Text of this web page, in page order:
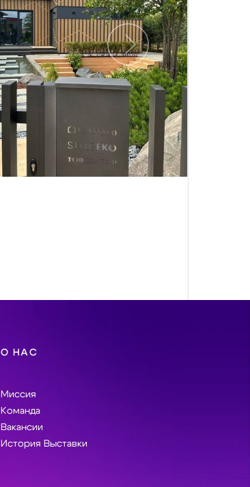
Следующий
О НАС
Миссия
Команда
Вакансии
История Выставки